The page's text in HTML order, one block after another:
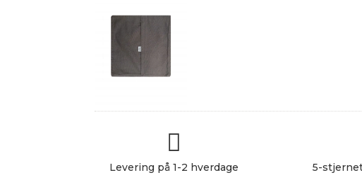

Levering på 1-2 hverdage 5-